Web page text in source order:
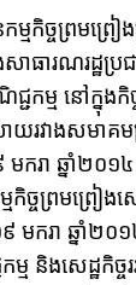
មកិច្ចព្រមព្រ
សាធារណរដ្ឋ
កម្ម នៅក្នុងកិ
យរវាងសមាគ
រា ឆ្នាំ២០១
កិច្ចព្រមព្រៀ
ករា ឆ្នាំ២០១
និងសេដ្ឋកិច្ចរ